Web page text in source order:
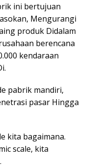
ini bertujuan
Mengurangi
produk Didalam
berencana
kendaraan
pabrik mandiri,
pasar Hingga
kita bagaimana.
scale, kita